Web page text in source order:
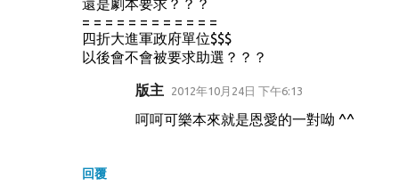
還是劇本要求？？？
= = = = = = = = = = = =
四折大進軍政府單位$$$
以後會不會被要求助選？？？
回覆
版主 2012年10月24日 下午6:13
呵呵可樂本來就是恩愛的一對呦 ^^